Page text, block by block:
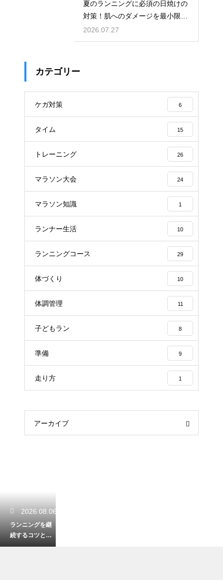
夏のランニングに必須の日焼けの
対策！肌へのダメージを最小限に
する
2026.07.27
カテゴリー
ケガ対策 6
タイム 15
トレーニング 26
マラソン大会 24
マラソン知識 1
ランナー生活 10
ランニングコース 29
体づくり 10
体調管理 11
子どもラン 8
準備 9
走り方 1
アーカイブ
2026.08.06
ランニングを継
続するコツと心
理学！モチベー